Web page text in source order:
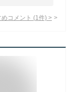
コメント (1 件) >